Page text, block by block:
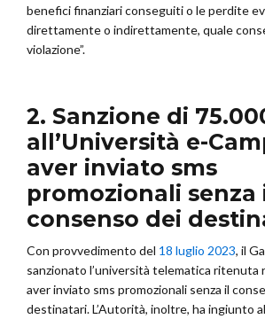
benefici finanziari conseguiti o le perdite
direttamente o indirettamente, quale
violazione”.
2. Sanzione di
all’Università e-
aver inviato sms
promozionali senza
consenso dei
Con provvedimento del 18 luglio 2023, il
sanzionato l’università telematica ritenuta
aver inviato sms promozionali senza il
destinatari. L’Autorità, inoltre, ha ingiunto